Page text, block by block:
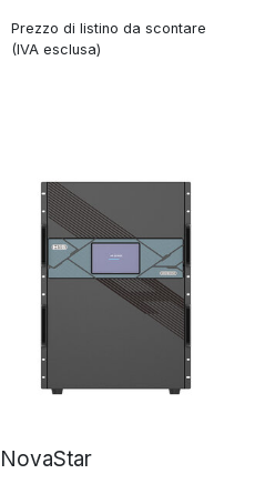
Prezzo di listino da scontare
(IVA esclusa)
NovaStar